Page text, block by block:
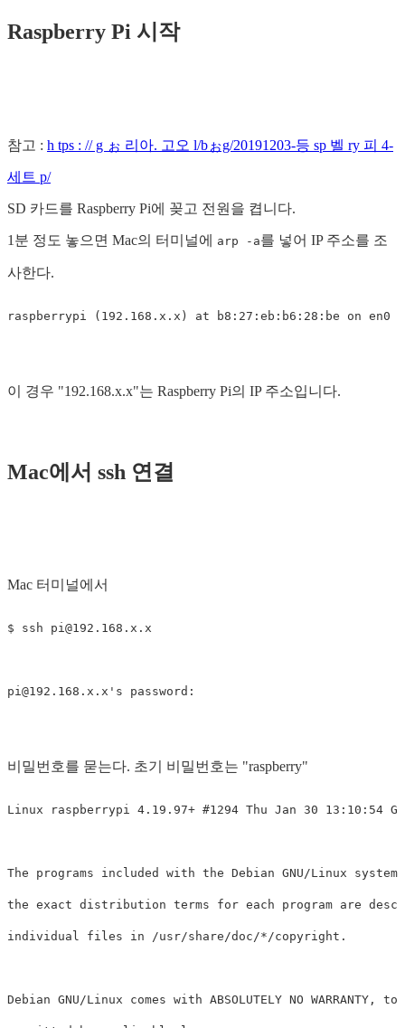
Raspberry Pi 시작
참고 : h tps : // g ぉ 리아. 고오 l/bぉg/20191203-등 sp 벨 ry 피 4-
세트 p/
SD 카드를 Raspberry Pi에 꽂고 전원을 켭니다.
1분 정도 놓으면 Mac의 터미널에 arp -a를 넣어 IP 주소를 조
사한다.
이 경우 "192.168.x.x"는 Raspberry Pi의 IP 주소입니다.
Mac에서 ssh 연결
Mac 터미널에서
$ ssh pi@192.168.x.x
pi@192.168.x.x
비밀번호를 묻는다. 초기 비밀번호는 "raspberry"
Linux raspberrypi 4.19.97+ #1294 Thu Jan 30 13:10:54
The programs included with the Debian GNU/Linux
the exact distribution terms for each program are
individual files in /usr/share/doc/*/copyright.
Debian GNU/Linux comes with ABSOLUTELY NO WARRANTY,